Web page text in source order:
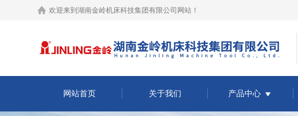
欢迎来到 湖南金岭机床科技集团有限公司网站 ！
网站首页 关于我们 产品中心